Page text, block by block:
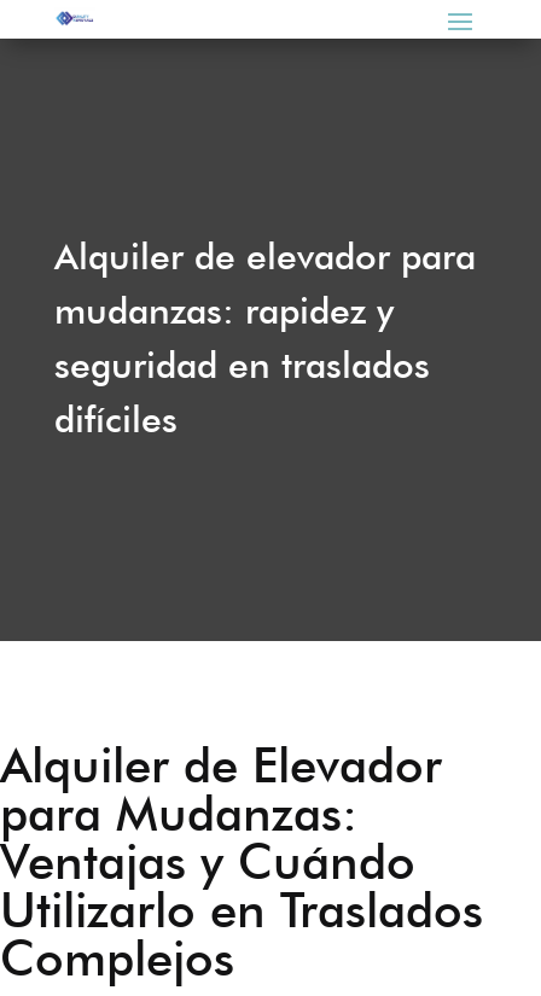
Alquiler de elevador para
mudanzas: rapidez y
seguridad en traslados
difíciles
Alquiler de Elevador
para Mudanzas:
Ventajas y Cuándo
Utilizarlo en Traslados
Complejos